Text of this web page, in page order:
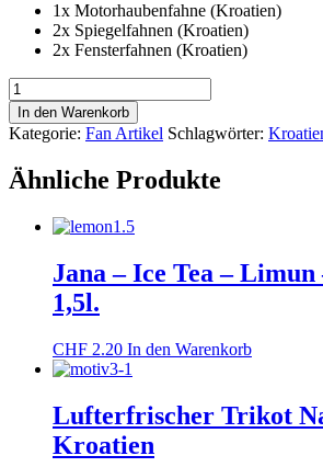
1x Motorhaubenfahne (Kroatien)
2x Spiegelfahnen (Kroatien)
2x Fensterfahnen (Kroatien)
Motorhaubenfahne
+
Spiegelfahnen
2
er
Set
Fensterfahnen
Menge
In den Warenkorb
Kategorie: Fan Artikel Schlagwörter:
Ähnliche Produkte
Jana – Ice Tea –
1,5l.
CHF 2.20 In den Warenkorb
Lufterfrischer Trikot
Kroatien